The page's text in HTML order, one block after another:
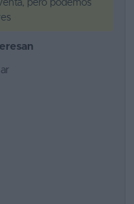
pero podemos